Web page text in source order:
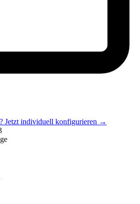
Jetzt individuell konfigurieren →